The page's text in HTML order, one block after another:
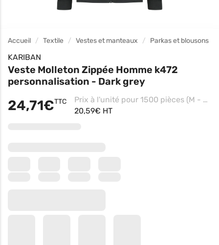
Accueil Textile Vestes et manteaux Parkas et blousons
KARIBAN
Veste Molleton Zippée Homme k472
personnalisation - Dark grey
24,71€TTC
Prix à l'unité pour 1500 pièces (M - Black, Impression coeur)
20,59€ HT